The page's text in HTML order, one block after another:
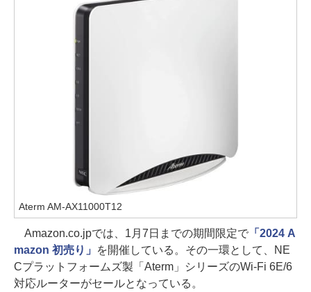
Aterm AM-AX11000T12
Amazon.co.jpでは、1月7日までの期間限定で「2024 A
mazon 初売り」
を開催している。その一環として、NE
Cプラットフォームズ製「Aterm」シリーズのWi-Fi 6E/6
対応ルーターがセールとなっている。